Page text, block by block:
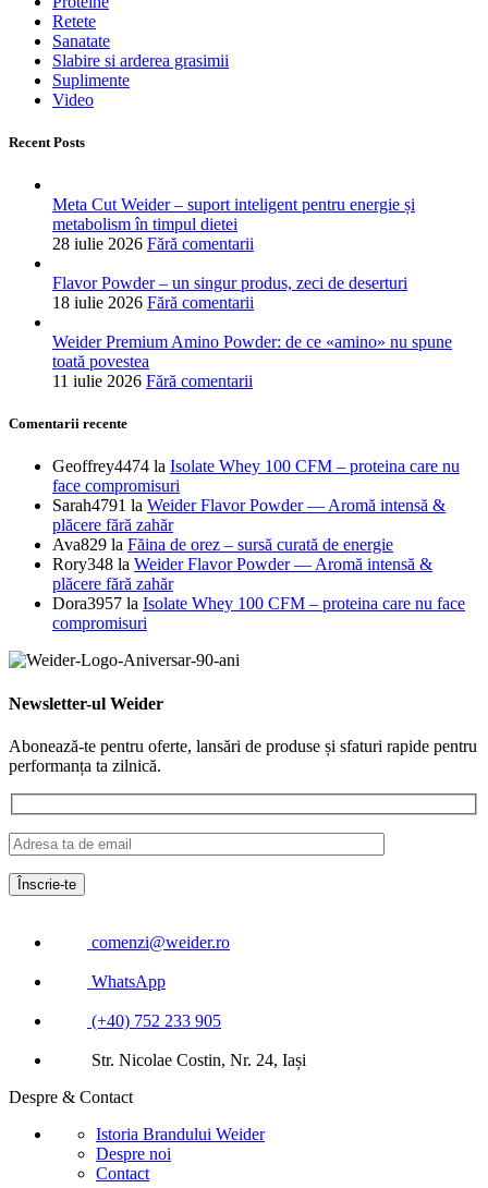
Retete
Sanatate
Slabire si arderea grasimii
Suplimente
Video
Recent Posts
Meta Cut Weider – suport inteligent pentru energie și
metabolism în timpul dietei
28 iulie 2026 Fără comentarii
Flavor Powder – un singur produs, zeci de deserturi
18 iulie 2026 Fără comentarii
Weider Premium Amino Powder: de ce «amino» nu spune
toată povestea
11 iulie 2026 Fără comentarii
Comentarii recente
Geoffrey4474 la Isolate Whey 100 CFM – proteina care nu
face compromisuri
Sarah4791 la Weider Flavor Powder — Aromă intensă &
plăcere fără zahăr
Ava829 la Făina de orez – sursă curată de energie
Rory348 la Weider Flavor Powder — Aromă intensă &
plăcere fără zahăr
Dora3957 la Isolate Whey 100 CFM – proteina care nu face
compromisuri
Newsletter-ul Weider
Abonează-te pentru oferte, lansări de produse și sfaturi rapide pentru
performanța ta zilnică.
comenzi@weider.ro
WhatsApp
(+40) 752 233 905
Str. Nicolae Costin, Nr. 24, Iași
Despre & Contact
Istoria Brandului Weider
Despre noi
Contact